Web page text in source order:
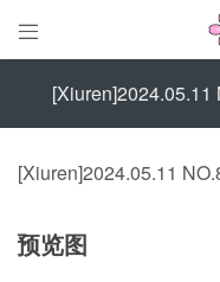

[Xiuren]2024.05.11
预览图